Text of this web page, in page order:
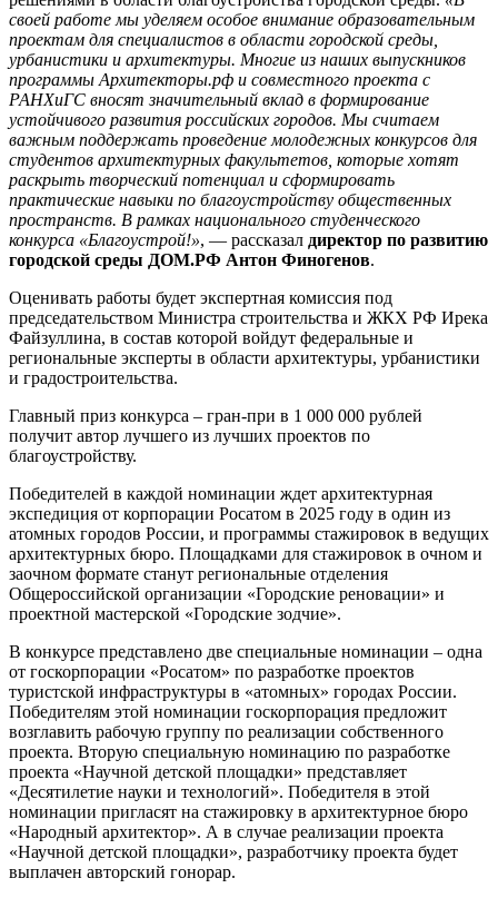
своей работе мы уделяем особое внимание образовательным
проектам для специалистов в области городской среды,
урбанистики и архитектуры. Многие из наших выпускников
программы Архитекторы.рф и совместного проекта с
РАНХиГС вносят значительный вклад в формирование
устойчивого развития российских городов. Мы считаем
важным поддержать проведение молодежных конкурсов для
студентов архитектурных факультетов, которые хотят
раскрыть творческий потенциал и сформировать
практические навыки по благоустройству общественных
пространств. В рамках национального студенческого
конкурса «Благоустрой!», — рассказал директор по развитию
городской среды ДОМ.РФ Антон Финогенов.
Оценивать работы будет экспертная комиссия под
председательством Министра строительства и ЖКХ РФ Ирека
Файзуллина, в состав которой войдут федеральные и
региональные эксперты в области архитектуры, урбанистики
и градостроительства.
Главный приз конкурса – гран-при в 1 000 000 рублей
получит автор лучшего из лучших проектов по
благоустройству.
Победителей в каждой номинации ждет архитектурная
экспедиция от корпорации Росатом в 2025 году в один из
атомных городов России, и программы стажировок в ведущих
архитектурных бюро. Площадками для стажировок в очном и
заочном формате станут региональные отделения
Общероссийской организации «Городские реновации» и
проектной мастерской «Городские зодчие».
В конкурсе представлено две специальные номинации – одна
от госкорпорации «Росатом» по разработке проектов
туристской инфраструктуры в «атомных» городах России.
Победителям этой номинации госкорпорация предложит
возглавить рабочую группу по реализации собственного
проекта. Вторую специальную номинацию по разработке
проекта «Научной детской площадки» представляет
«Десятилетие науки и технологий». Победителя в этой
номинации пригласят на стажировку в архитектурное бюро
«Народный архитектор». А в случае реализации проекта
«Научной детской площадки», разработчику проекта будет
выплачен авторский гонорар.